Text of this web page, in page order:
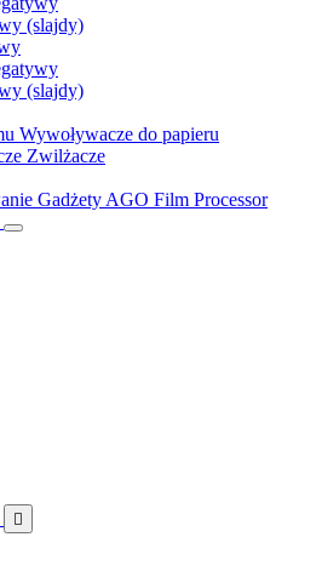
(slajdy)
(slajdy)
Wywoływacze do papieru
Zwilżacze
Gadżety AGO Film Processor
